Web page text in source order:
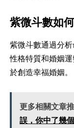
紫微斗數如
紫微斗數通過分
性格特質和婚姻
於創造幸福婚姻。
更多相關文章
誤，你中了幾